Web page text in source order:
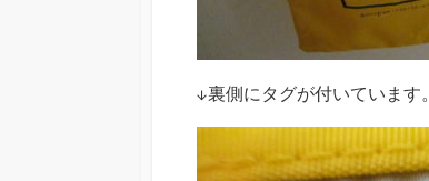
↓裏側にタグが付いています。